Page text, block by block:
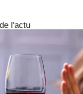
l'actu